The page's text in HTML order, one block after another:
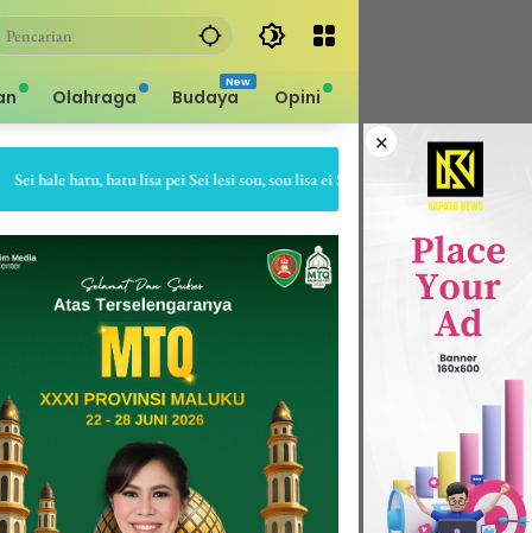
Olahraga Budaya Opini
×
hatu, hatu lisa pei Sei lesi sou, sou lisa ei Sapa bale batu, batu gepe dia Sapa